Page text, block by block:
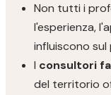
Non tutti i
l'esperienza,
influiscono sul
I consultori
del territorio